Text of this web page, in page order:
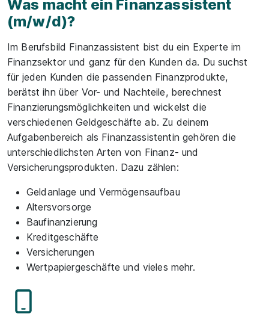
Was macht ein Finanzassistent
(m/w/d)?
Im Berufsbild Finanzassistent bist du ein Experte im
Finanzsektor und ganz für den Kunden da. Du suchst
für jeden Kunden die passenden Finanzprodukte,
berätst ihn über Vor- und Nachteile, berechnest
Finanzierungsmöglichkeiten und wickelst die
verschiedenen Geldgeschäfte ab. Zu deinem
Aufgabenbereich als Finanzassistentin gehören die
unterschiedlichsten Arten von Finanz- und
Versicherungsprodukten. Dazu zählen:
Geldanlage und Vermögensaufbau
Altersvorsorge
Baufinanzierung
Kreditgeschäfte
Versicherungen
Wertpapiergeschäfte und vieles mehr.